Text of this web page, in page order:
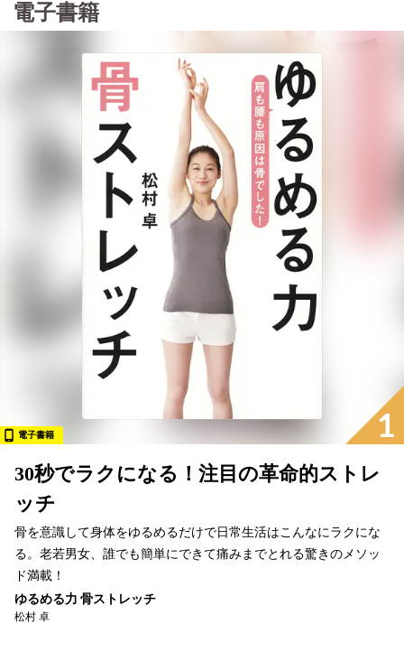
電子書籍
1
電子書籍
30秒でラクになる！注目の革命的ストレ
ッチ
骨を意識して身体をゆるめるだけで日常生活はこんなにラクにな
る。老若男女、誰でも簡単にできて痛みまでとれる驚きのメソッ
ド満載！
ゆるめる力 骨ストレッチ
松村 卓